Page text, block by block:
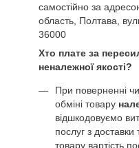
самостійно за
область, Полтава,
36000
Хто плате за
неналежної якості?
При поверненні чи
обміні товару
відшкодовуємо
послуг з доставки
товару вартість